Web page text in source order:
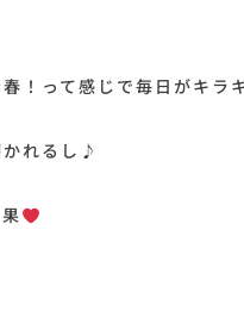
！って感じで毎日がキラ
かれるし♪